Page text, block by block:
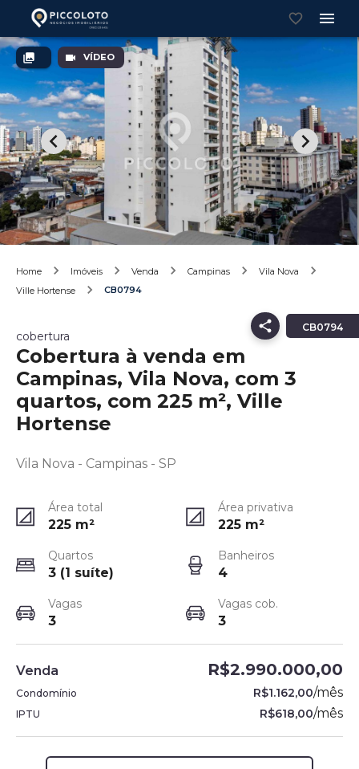
VÍDEO
Home Imóveis Venda Campinas
Vila Nova
Ville Hortense
CB0794
CB0794
cobertura
Cobertura à venda em
Campinas, Vila Nova, com 3
quartos, com 225 m², Ville
Hortense
Vila Nova - Campinas - SP
Área total
225 m²
Área privativa
225 m²
Quartos
3 (1 suíte)
Banheiros
4
Vagas
3
Vagas cob.
3
Venda R$2.990.000,00
Condomínio R$1.162,00/mês
IPTU R$618,00/mês